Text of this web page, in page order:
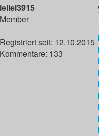
leilei3915
Member
Registriert seit: 12.10.2015
Kommentare: 133